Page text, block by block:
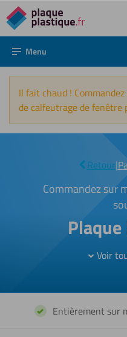
Directement
au
contenu
Menu
Il fait chaud !
de calfeutrage de fenêtre
Retour|
Plaque
Commandez sur
Voir
Entièrement sur